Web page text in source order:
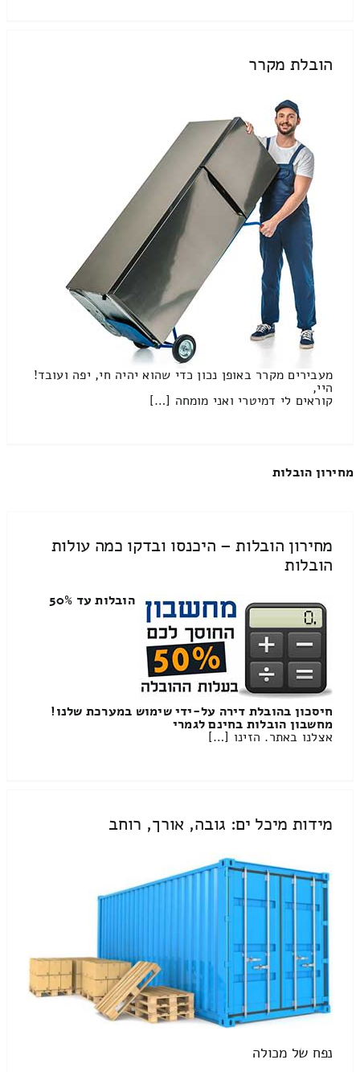
הובלת מקרר
מעבירים מקרר באופן נכון כדי שהוא יהיה חי, יפה ועובד!
היי,
קוראים לי דמיטרי ואני מומחה […]
מחירון הובלות
מחירון הובלות – היכנסו ובדקו כמה עולות
הובלות
הובלות עד 50%
חיסכון בהובלת דירה על-ידי שימוש במערכת שלנו!
מחשבון הובלות בחינם לגמרי
אצלנו באתר. הזינו […]
מידות מיכל ים: גובה, אורך, רוחב
נפח של מכולה